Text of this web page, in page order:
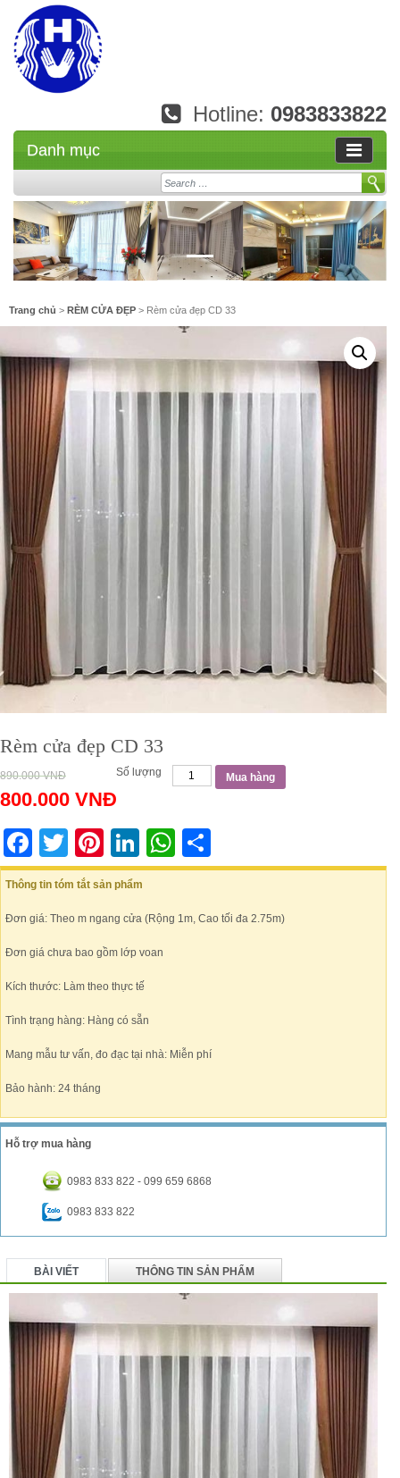
Hotline: 0983833822
Danh mục
Search
Trang chủ > RÈM CỬA ĐẸP > Rèm cửa đẹp CD 33
Rèm cửa đẹp CD 33
890.000VNĐ
800.000 VNĐ
Số lượng Mua hàng
Facebook
TwitterPinterest
LinkedIn
WhatsApp
Thông tin tóm tắt sản phẩm
Đơn giá: Theo m ngang cửa (Rộng 1m, Cao tối đa 2.75m)
Đơn giá chưa bao gồm lớp voan
Kích thước: Làm theo thực tế
Tình trạng hàng: Hàng có sẵn
Mang mẫu tư vấn, đo đạc tại nhà: Miễn phí
Bảo hành: 24 tháng
Hỗ trợ mua hàng
0983 833 822 - 099 659 6868
0983 833 822
BÀI VIẾT THÔNG TIN SẢN PHẨM